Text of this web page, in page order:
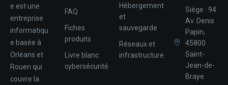
e est une
entreprise
informatiqu
e basée à
Orléans et
Rouen qui
couvre la
FAQ
Fiches
produits
Livre blanc
cybersécurité
Hébergement
et
sauvegarde
Réseaux et
infrastructure
Siège : 94
Av. Denis
Papin,
45800
Saint-
Jean-de-
Braye.